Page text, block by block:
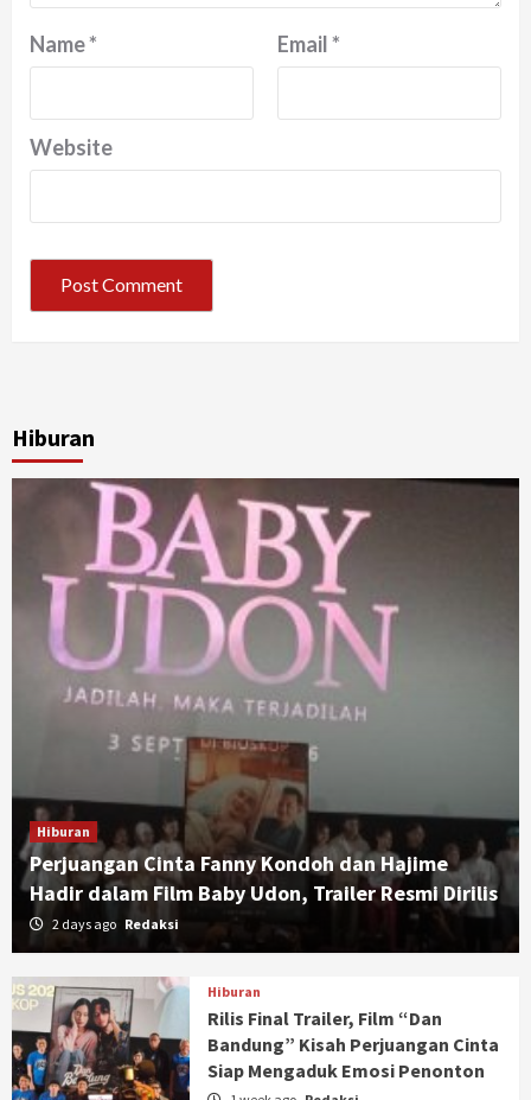
Name* Email*
Website
Hiburan
Hiburan
Perjuangan Cinta Fanny Kondoh dan Hajime
Hadir dalam Film Baby Udon, Trailer Resmi Dirilis
2 days ago Redaksi
Hiburan
Rilis Final Trailer, Film “Dan
Bandung” Kisah Perjuangan Cinta
Siap Mengaduk Emosi Penonton